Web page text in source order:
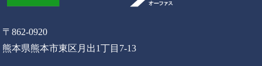
〒862-0920
熊本県熊本市東区月出1丁目7-13